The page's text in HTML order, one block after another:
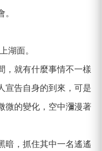
湖面。
，就有什麼事情不一樣
宣告自身的到來，可是
微的變化，空中瀰漫著
暗，抓住其中一名遙遙